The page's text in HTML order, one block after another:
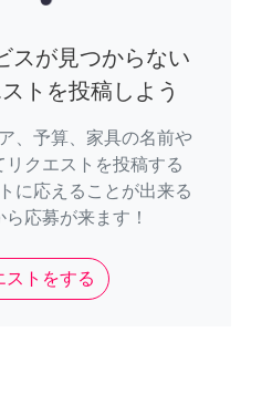
スが見つからない
トを投稿しよう
、予算、家具の名前や
クエストを投稿する
に応えることが出来る
応募が来ます！
ストをする